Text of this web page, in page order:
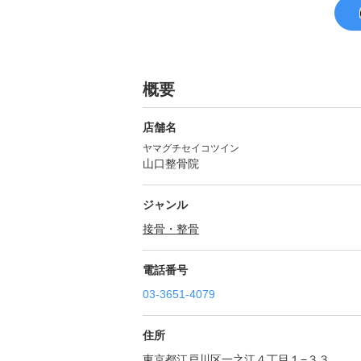
概要
店舗名
ヤマグチセイコツイン
山口整骨院
ジャンル
接骨・整骨
電話番号
03-3651-4079
住所